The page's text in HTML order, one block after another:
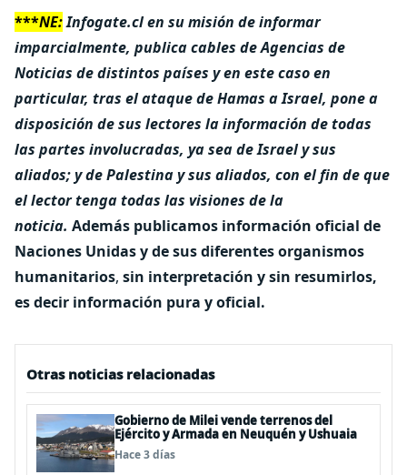
***NE:Infogate.cl en su misión de informar
imparcialmente, publica cables de Agencias de
Noticias de distintos países y en este caso en
particular, tras el ataque de Hamas a Israel, pone a
disposición de sus lectores la información de todas
las partes involucradas, ya sea de Israel y sus
aliados; y de Palestina y sus aliados, con el fin de que
el lector tenga todas las visiones de la
noticia. Además publicamos información oficial de
Naciones Unidas y de sus diferentes organismos
humanitarios, sin interpretación y sin resumirlos,
es decir información pura y oficial.
Otras noticias relacionadas
Gobierno de Milei vende terrenos del
Ejército y Armada en Neuquén y Ushuaia
Hace 3 días